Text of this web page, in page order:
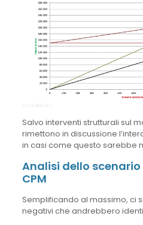
Salvo interventi strutturali sul
rimettono in discussione
in casi come questo sarebbe
Analisi dello scenario
CPM
Semplificando al massimo, ci
negativi che andrebbero